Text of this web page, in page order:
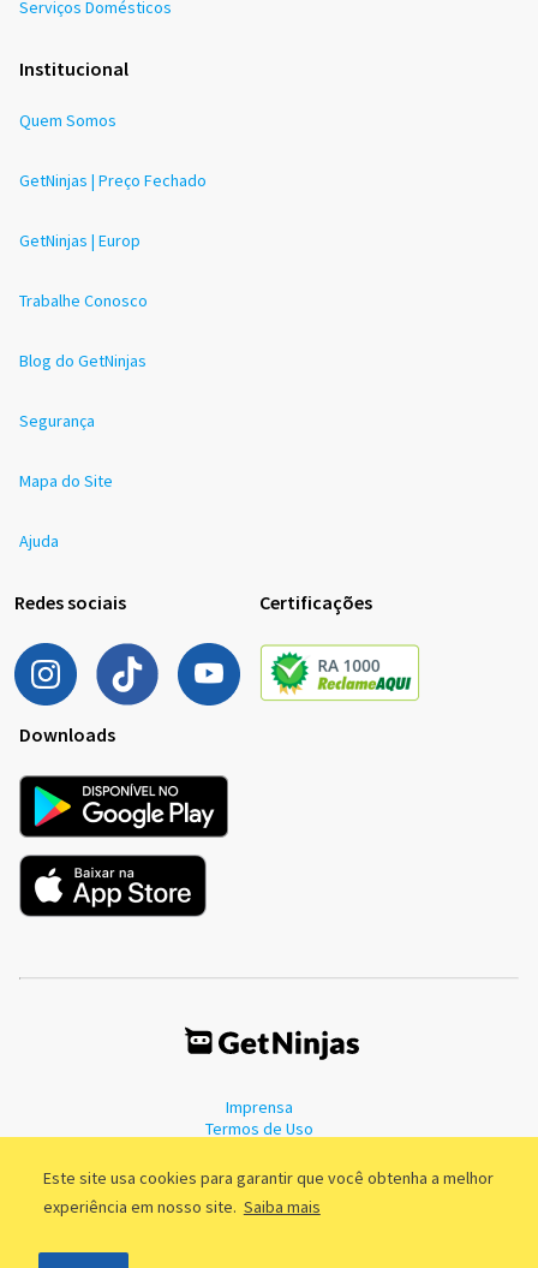
Este site usa cookies para garantir que você obtenha a melhor
experiência em nosso site. Saiba mais
Serviços Domésticos
Institucional
Quem Somos
GetNinjas | Preço Fechado
GetNinjas | Europ
Trabalhe Conosco
Blog do GetNinjas
Segurança
Mapa do Site
Ajuda
Redes sociais Certificações
Downloads
Imprensa
Termos de Uso
©2011 - 2026, GetNinjas LTDA. CNPJ 55.744.877/0001-89 - Rua Dr.